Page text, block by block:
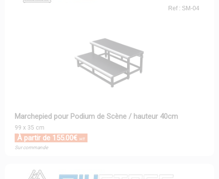
Ref : SM-04
Marchepied pour Podium de Scène / hauteur 40cm
99 x 35 cm
À partir de 155.00€ HT
Sur commande